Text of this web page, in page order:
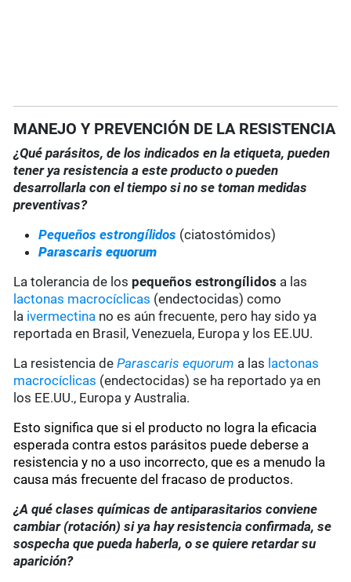
MANEJO Y PREVENCIÓN DE LA RESISTENCIA
¿Qué parásitos, de los indicados en la etiqueta, pueden
tener ya resistencia a este producto o pueden
desarrollarla con el tiempo si no se toman medidas
preventivas?
Pequeños estrongílidos (ciatostómidos)
Parascaris equorum
La tolerancia de los pequeños estrongílidos a las
lactonas macrocíclicas (endectocidas) como
la ivermectina no es aún frecuente, pero hay sido ya
reportada en Brasil, Venezuela, Europa y los EE.UU.
La resistencia deParascaris equorum a las lactonas
macrocíclicas (endectocidas) se ha reportado ya en
los EE.UU., Europa y Australia.
Esto significa que si el producto no logra la eficacia
esperada contra estos parásitos puede deberse a
resistencia y no a uso incorrecto, que es a menudo la
causa más frecuente del fracaso de productos.
¿A qué clases químicas de antiparasitarios conviene
cambiar (rotación) si ya hay resistencia confirmada, se
sospecha que pueda haberla, o se quiere retardar su
aparición?